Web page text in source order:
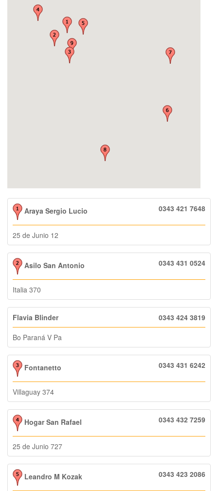
Araya Sergio Lucio 0343 421 7648
25 de Junio 12
Asilo San Antonio 0343 431 0524
Italia 370
Flavia Blinder 0343 424 3819
Bo Paraná V Pa
Fontanetto 0343 431 6242
Villaguay 374
Hogar San Rafael 0343 432 7259
25 de Junio 727
Leandro M Kozak 0343 423 2086